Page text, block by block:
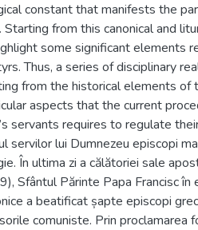
constant that manifests the
Starting from this canonical and
some significant elements
Thus, a series of disciplinary
from the historical elements of
aspects that the current
servants requires to regulate
servilor lui Dumnezeu episcopi
În ultima zi a călătoriei sale
Sfântul Părinte Papa Francisc
a beatificat șapte episcopi
comuniste. Prin proclamarea